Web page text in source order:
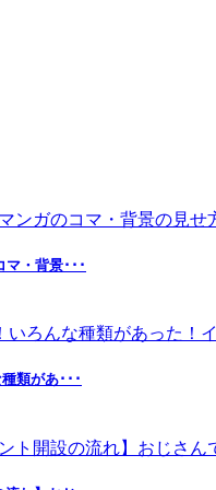
マ・背景･･･
類があ･･･